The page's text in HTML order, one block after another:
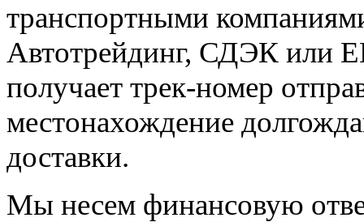
транспортными
Автотрейдинг, СДЭК или
получает трек-номер
местонахождение
доставки.
Мы несем финансовую